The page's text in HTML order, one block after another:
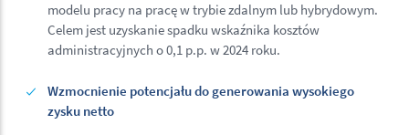
modelu pracy na pracę w trybie zdalnym lub hybrydowym.
Celem jest uzyskanie spadku wskaźnika kosztów
administracyjnych o 0,1 p.p. w 2024 roku.
Wzmocnienie potencjału do generowania wysokiego
zysku netto